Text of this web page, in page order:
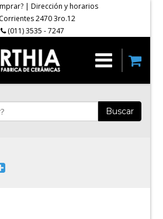
| Dirección y horarios
2470 3ro.12
(011) 3535 - 7247
Buscar